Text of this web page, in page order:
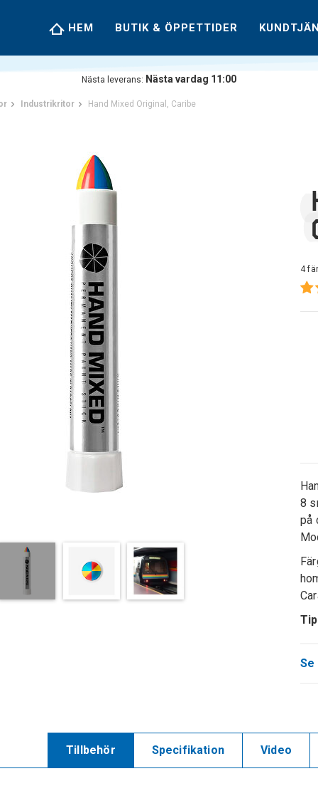
HEM BUTIK & ÖPPETTIDER
Nästa leverans: Nästa vardag 11:00
Industrikritor Hand Mixed Original, Caribe
4
8
på
Se
Tillbehör Specifikation Video